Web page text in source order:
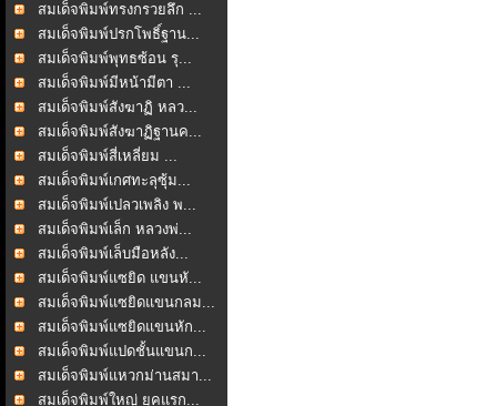
สมเด็จพิมพ์ทรงกรวยลึก ...
สมเด็จพิมพ์ปรกโพธิ์ฐาน...
สมเด็จพิมพ์พุทธซ้อน รุ...
สมเด็จพิมพ์มีหน้ามีตา ...
สมเด็จพิมพ์สังฆาฏิ หลว...
สมเด็จพิมพ์สังฆาฏิฐานค...
สมเด็จพิมพ์สี่เหลี่ยม ...
สมเด็จพิมพ์เกศทะลุซุ้ม...
สมเด็จพิมพ์เปลวเพลิง พ...
สมเด็จพิมพ์เล็ก หลวงพ่...
สมเด็จพิมพ์เล็บมือหลัง...
สมเด็จพิมพ์แซยิด แขนหั...
สมเด็จพิมพ์แซยิดแขนกลม...
สมเด็จพิมพ์แซยิดแขนหัก...
สมเด็จพิมพ์แปดชั้นแขนก...
สมเด็จพิมพ์แหวกม่านสมา...
สมเด็จพิมพ์ใหญ่ ยุคแรก...